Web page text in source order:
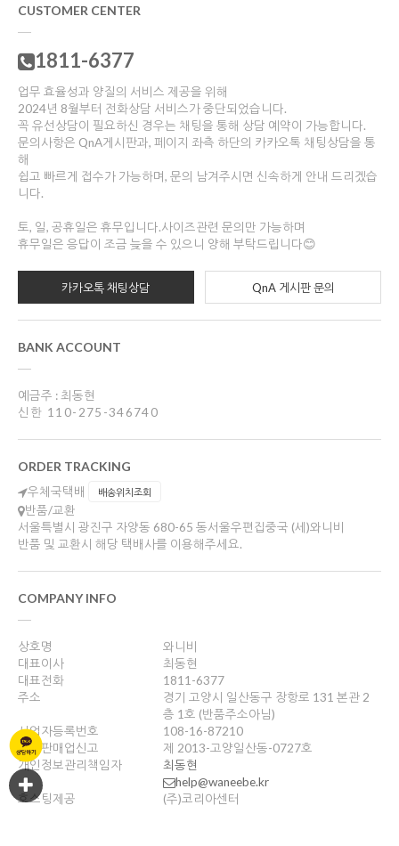
CUSTOMER CENTER
1811-6377
업무 효율성과 양질의 서비스 제공을 위해
2024년 8월부터 전화상담 서비스가 중단되었습니다.
꼭 유선상담이 필요하신 경우는 채팅을 통해 상담 예약이 가능합니다.
문의사항은 QnA게시판과, 페이지 좌측 하단의 카카오톡 채팅상담을 통
해
쉽고 빠르게 접수가 가능하며, 문의 남겨주시면 신속하게 안내 드리겠습
니다.
토, 일, 공휴일은 휴무입니다.사이즈관련 문의만 가능하며
휴무일은 응답이 조금 늦을 수 있으니 양해 부탁드립니다😊
카카오톡 채팅상담 QnA 게시판 문의
BANK ACCOUNT
예금주 : 최동현
신한 110-275-346740
ORDER TRACKING
우체국택배 배송위치조회
반품/교환
서울특별시 광진구 자양동 680-65 동서울우편집중국 (세)와니비
반품 및 교환시 해당 택배사를 이용해주세요.
COMPANY INFO
상호명
와니비
대표이사
최동현
대표전화
1811-6377
주소
경기 고양시 일산동구 장항로 131 본관 2
층 1호 (반품주소아님)
사업자등록번호
108-16-87210
통신판매업신고
제 2013-고양일산동-0727호
개인정보관리책임자
최동현
help@waneebe.kr
호스팅제공
(주)코리아센터